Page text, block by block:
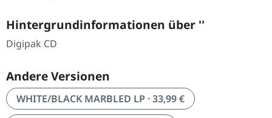
Hintergrundinformationen über ''
Digipak CD
Andere Versionen
WHITE/BLACK MARBLED LP · 33,99 €